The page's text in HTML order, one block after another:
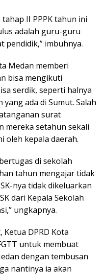
II PPPK tahun ini
adalah guru-guru
pendidik,” imbuhnya.
Medan memberi
bisa mengikuti
serdik, seperti halnya
ada di Sumut. Salah
surat
mereka setahun sekali
oleh kepala daerah.
di sekolah
tahun mengajar tidak
nya tidak dikeluarkan
dari Kepala Sekolah
ungkapnya.
DPRD Kota
untuk membuat
dengan tembusan
nantinya ia akan